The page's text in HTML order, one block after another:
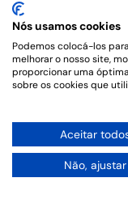
Nós usamos cookies
Podemos colocá-los
melhorar o nosso site,
proporcionar uma
sobre os cookies que
Aceitar
Não, ajustar